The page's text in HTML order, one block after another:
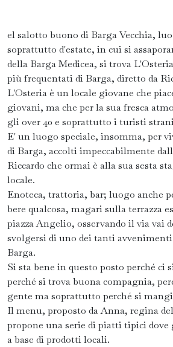
el salotto buono di Barga Vecchia,
soprattutto d'estate, in cui si
della Barga Medicea, si trova
più frequentati di Barga, diretto da
L'Osteria è un locale giovane che
giovani, ma che per la sua fresca
gli over 40 e soprattutto i turisti
E' un luogo speciale, insomma, per
di Barga, accolti impeccabilmente
Riccardo che ormai è alla sua sesta
locale.
Enoteca, trattoria, bar; luogo anche
bere qualcosa, magari sulla terrazza
piazza Angelio, osservando il via vai
svolgersi di uno dei tanti
Barga.
Si sta bene in questo posto perché ci
perché si trova buona compagnia,
gente ma soprattutto perché si
Il menu, proposto da Anna, regina
propone una serie di piatti tipici
a base di prodotti locali.